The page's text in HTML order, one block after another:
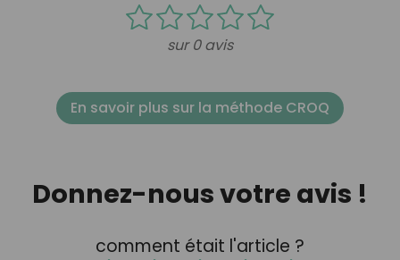
sur 0 avis
En savoir plus sur la méthode CROQ
Donnez-nous votre avis !
comment était l'article ?